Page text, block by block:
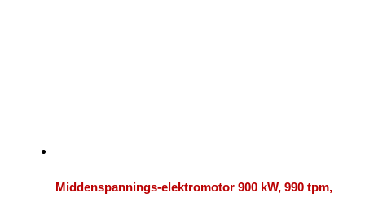
Middenspannings-elektromotor 900 kW, 990 tpm,